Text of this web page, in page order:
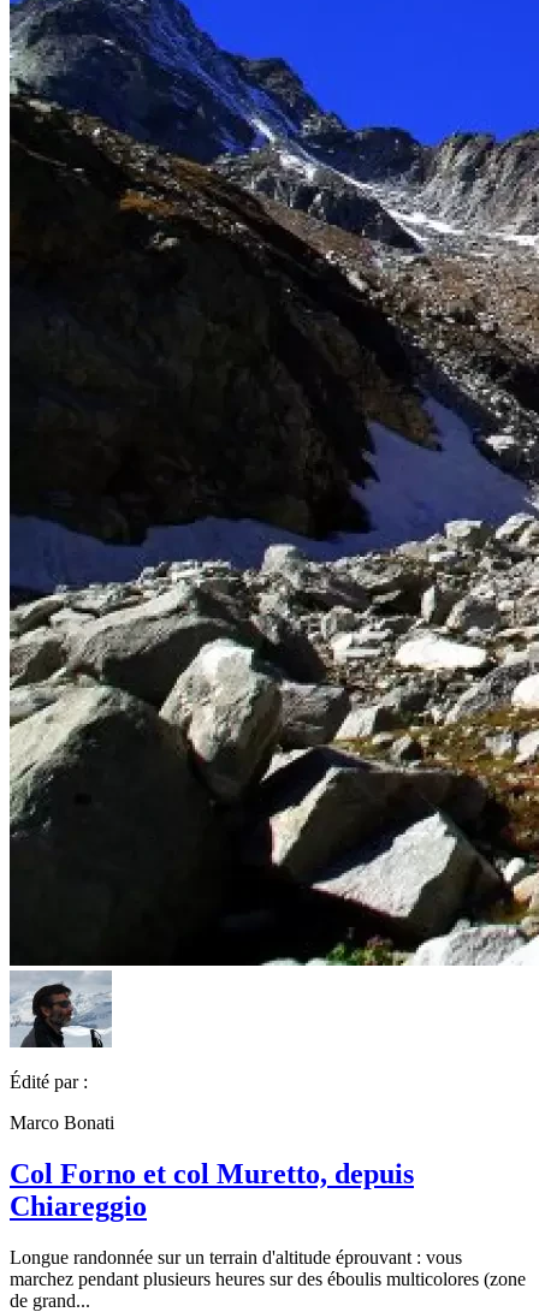
Édité par :
Marco Bonati
Col Forno et col Muretto, depuis
Chiareggio
Longue randonnée sur un terrain d'altitude éprouvant : vous
marchez pendant plusieurs heures sur des éboulis multicolores (zone
de grand...